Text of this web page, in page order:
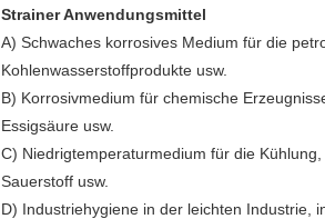
Strainer Anwendungsmittel
A) Schwaches korrosives Medium für die
Kohlenwasserstoffprodukte usw.
B) Korrosivmedium für chemische
Essigsäure usw.
C) Niedrigtemperaturmedium für die
Sauerstoff usw.
D) Industriehygiene in der leichten Industrie,